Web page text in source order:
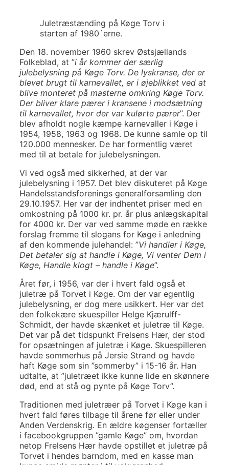
Juletræstænding på Køge Torv i
starten af 1980´erne.
Den 18. november 1960 skrev Østsjællands
Folkeblad, at ”i år kommer der særlig
julebelysning på Køge Torv. De lyskranse, der er
blevet brugt til karnevallet, er i øjeblikket ved at
blive monteret på masterne omkring Køge Torv.
Der bliver klare pærer i kransene i modsætning
til karnevallet, hvor der var kulørte pærer”. Der
blev afholdt nogle kæmpe karnevaller i Køge i
1954, 1958, 1963 og 1968. De kunne samle op til
120.000 mennesker. De har formentlig været
med til at betale for julebelysningen.
Vi ved også med sikkerhed, at der var
julebelysning i 1957. Det blev diskuteret på Køge
Handelsstandsforenings generalforsamling den
29.10.1957. Her var der indhentet priser med en
omkostning på 1000 kr. pr. år plus anlægskapital
for 4000 kr. Der var ved samme møde en række
forslag fremme til slogans for Køge i anledning
af den kommende julehandel: ”Vi handler i Køge,
Det betaler sig at handle i Køge, Vi venter Dem i
Køge, Handle klogt – handle i Køge”.
Året før, i 1956, var der i hvert fald også et
juletræ på Torvet i Køge. Om der var egentlig
julebelysning, er dog mere usikkert. Her var det
den folkekære skuespiller Helge Kjærulff-
Schmidt, der havde skænket et juletræ til Køge.
Det var på det tidspunkt Frelsens Hær, der stod
for opsætningen af juletræ i Køge. Skuespilleren
havde sommerhus på Jersie Strand og havde
haft Køge som sin ”sommerby” i 15-16 år. Han
udtalte, at ”juletræet ikke kunne lide en skønnere
død, end at stå og pynte på Køge Torv”.
Traditionen med juletræer på Torvet i Køge kan i
hvert fald føres tilbage til årene før eller under
Anden Verdenskrig. En ældre køgenser fortæller
i facebookgruppen ”gamle Køge” om, hvordan
netop Frelsens Hær havde opstillet et juletræ på
Torvet i hendes barndom, med en kasse man